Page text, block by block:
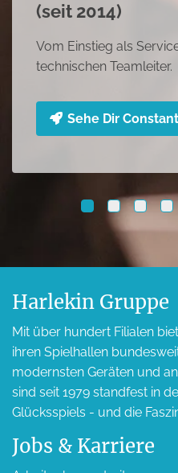
Begonnen als
tätig und heute
Harlekin Gruppe
Mit über hundert Filialen
ihren Spielhallen
modernsten Geräten und
sind seit 1979 standfest in
Glücksspiels - und die
Jobs & Karriere